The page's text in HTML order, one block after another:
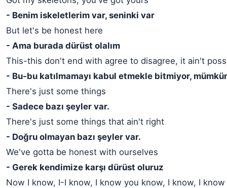
- Benim iskeletlerim var, seninki var
But let's be honest here
- Ama burada dürüst olalım
This-this don't end with agree to disagree, it ain't
- Bu-bu katılmamayı kabul etmekle bitmiyor,
There's just some things
- Sadece bazı şeyler var.
There's just some things that ain't right
- Doğru olmayan bazı şeyler var.
We've gotta be honest with ourselves
- Gerek kendimize karşı dürüst oluruz
Now I know, I-I know, I know you know, I know, I know